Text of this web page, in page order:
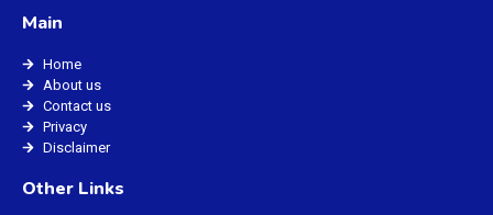
Main
Home
About us
Contact us
Privacy
Disclaimer
Other Links